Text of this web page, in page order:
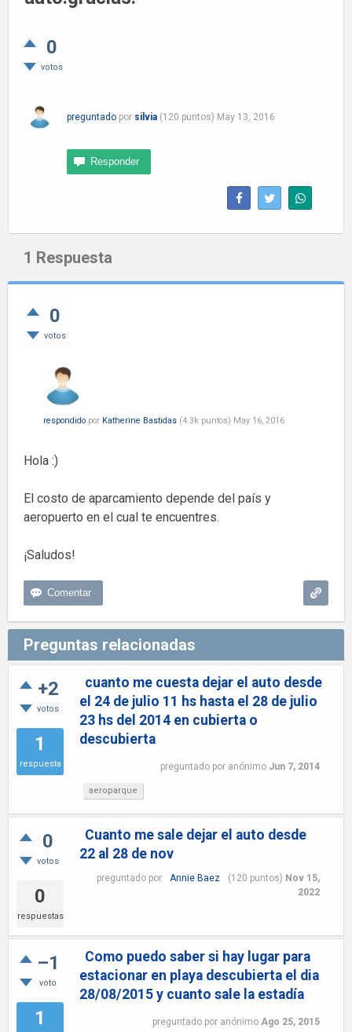
0
votos
preguntado por silvia (120 puntos) May 13, 2016
1 Respuesta
0
votos
respondido por Katherine Bastidas (4.3k puntos) May 16, 2016
Hola :)
El costo de aparcamiento depende del país y
aeropuerto en el cual te encuentres.
¡Saludos!
Preguntas relacionadas
+2
votos
1
respuesta
cuanto me cuesta dejar el auto desde
el 24 de julio 11 hs hasta el 28 de julio
23 hs del 2014 en cubierta o
descubierta
preguntado por anónimo Jun 7, 2014
aeroparque
0
votos
0
respuestas
Cuanto me sale dejar el auto desde
22 al 28 de nov
preguntado por Annie Baez (120 puntos) Nov 15,
2022
–1
voto
1
Como puedo saber si hay lugar para
estacionar en playa descubierta el dia
28/08/2015 y cuanto sale la estadía
preguntado por anónimo Ago 25, 2015